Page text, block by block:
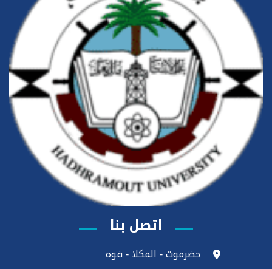
اتصل بنا
حضرموت - المكلا - فوه